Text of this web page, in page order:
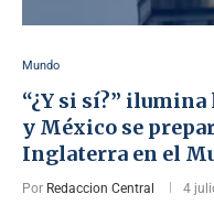
Mundo
“¿Y si sí?”
y México se
Inglaterra en el
Por Redaccion Central 4